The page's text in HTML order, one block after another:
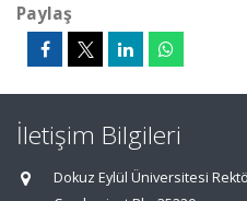
Paylaş
İletişim Bilgileri
Dokuz Eylül Üniversitesi